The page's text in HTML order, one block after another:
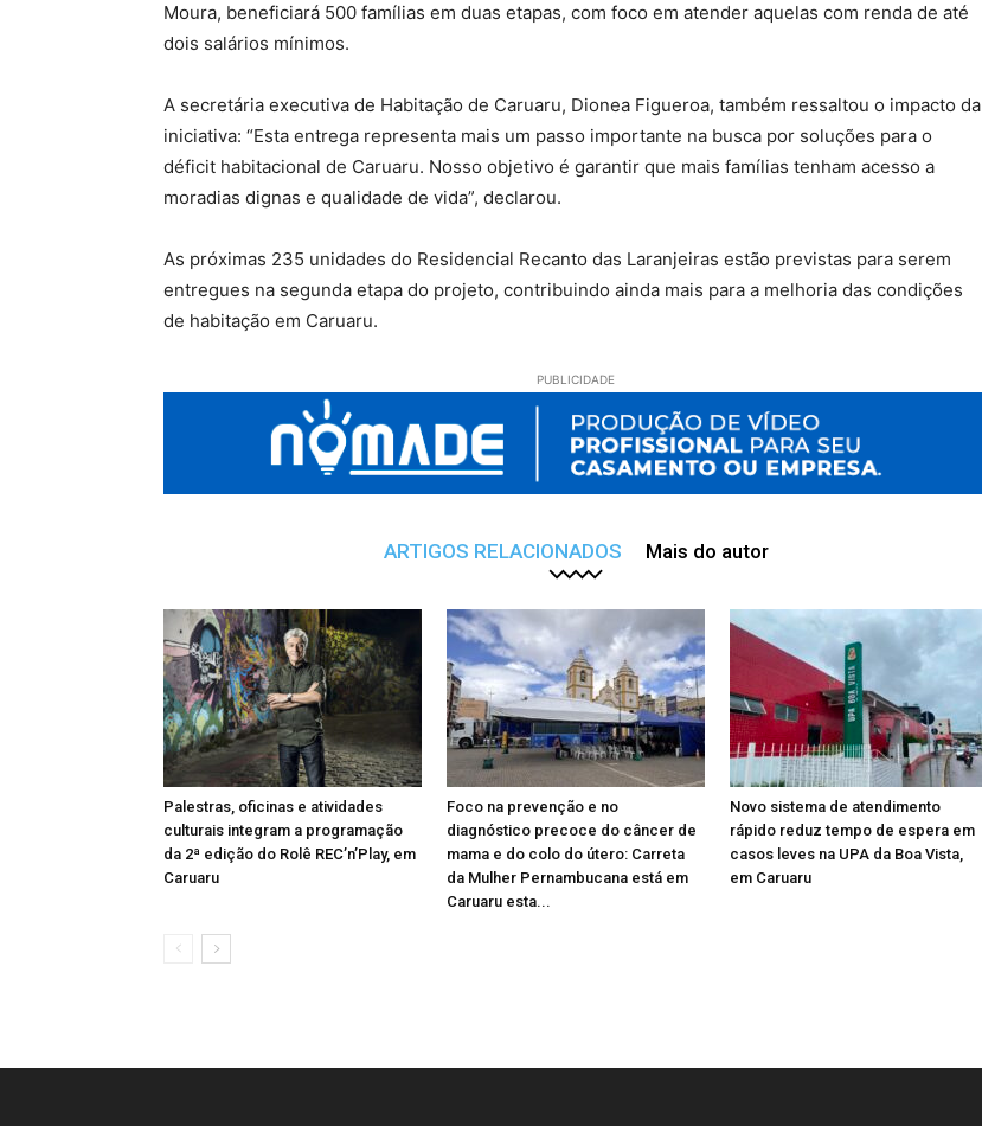
Moura, beneficiará 500 famílias em duas etapas, com foco em atender aquelas com renda de até
dois salários mínimos.
A secretária executiva de Habitação de Caruaru, Dionea Figueroa, também ressaltou o impacto da
iniciativa: “Esta entrega representa mais um passo importante na busca por soluções para o
déficit habitacional de Caruaru. Nosso objetivo é garantir que mais famílias tenham acesso a
moradias dignas e qualidade de vida”, declarou.
As próximas 235 unidades do Residencial Recanto das Laranjeiras estão previstas para serem
entregues na segunda etapa do projeto, contribuindo ainda mais para a melhoria das condições
de habitação em Caruaru.
PUBLICIDADE
ARTIGOS RELACIONADOS Mais do autor
Palestras, oficinas e atividades
culturais integram a programação
da 2ª edição do Rolê REC’n’Play, em
Caruaru
Foco na prevenção e no
diagnóstico precoce do câncer de
mama e do colo do útero: Carreta
da Mulher Pernambucana está em
Caruaru esta...
Novo sistema de atendimento
rápido reduz tempo de espera em
casos leves na UPA da Boa Vista,
em Caruaru